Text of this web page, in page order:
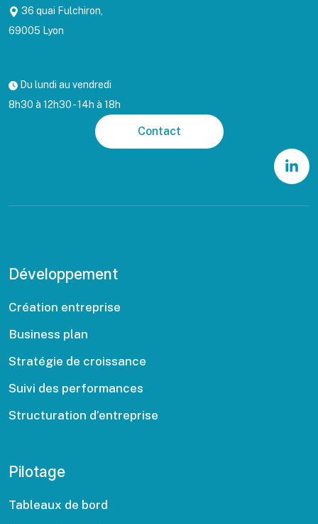
36 quai Fulchiron,
69005 Lyon
Du lundi au vendredi
8h30 à 12h30 - 14h à 18h
Contact
Développement
Création entreprise
Business plan
Stratégie de croissance
Suivi des performances
Structuration d’entreprise
Pilotage
Tableaux de bord